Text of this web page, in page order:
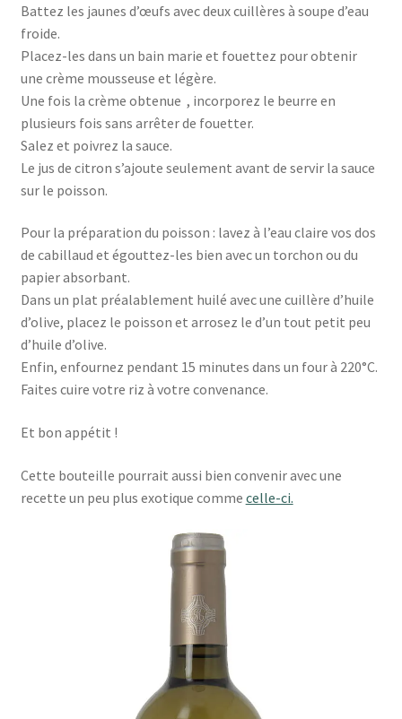
Battez les jaunes d’œufs avec deux cuillères à soupe d’eau
froide.
Placez-les dans un bain marie et fouettez pour obtenir
une crème mousseuse et légère.
Une fois la crème obtenue , incorporez le beurre en
plusieurs fois sans arrêter de fouetter.
Salez et poivrez la sauce.
Le jus de citron s’ajoute seulement avant de servir la sauce
sur le poisson.
Pour la préparation du poisson : lavez à l’eau claire vos dos
de cabillaud et égouttez-les bien avec un torchon ou du
papier absorbant.
Dans un plat préalablement huilé avec une cuillère d’huile
d’olive, placez le poisson et arrosez le d’un tout petit peu
d’huile d’olive.
Enfin, enfournez pendant 15 minutes dans un four à 220°C.
Faites cuire votre riz à votre convenance.
Et bon appétit !
Cette bouteille pourrait aussi bien convenir avec une
recette un peu plus exotique comme celle-ci.